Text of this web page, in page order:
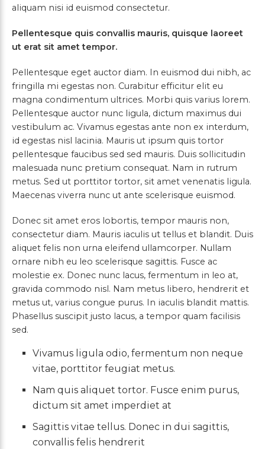
aliquam nisi id euismod consectetur.
Pellentesque quis convallis mauris, quisque laoreet
ut erat sit amet tempor.
Pellentesque eget auctor diam. In euismod dui nibh, ac
fringilla mi egestas non. Curabitur efficitur elit eu
magna condimentum ultrices. Morbi quis varius lorem.
Pellentesque auctor nunc ligula, dictum maximus dui
vestibulum ac. Vivamus egestas ante non ex interdum,
id egestas nisl lacinia. Mauris ut ipsum quis tortor
pellentesque faucibus sed sed mauris. Duis sollicitudin
malesuada nunc pretium consequat. Nam in rutrum
metus. Sed ut porttitor tortor, sit amet venenatis ligula.
Maecenas viverra nunc ut ante scelerisque euismod.
Donec sit amet eros lobortis, tempor mauris non,
consectetur diam. Mauris iaculis ut tellus et blandit. Duis
aliquet felis non urna eleifend ullamcorper. Nullam
ornare nibh eu leo scelerisque sagittis. Fusce ac
molestie ex. Donec nunc lacus, fermentum in leo at,
gravida commodo nisl. Nam metus libero, hendrerit et
metus ut, varius congue purus. In iaculis blandit mattis.
Phasellus suscipit justo lacus, a tempor quam facilisis
sed.
Vivamus ligula odio, fermentum non neque
vitae, porttitor feugiat metus.
Nam quis aliquet tortor. Fusce enim purus,
dictum sit amet imperdiet at
Sagittis vitae tellus. Donec in dui sagittis,
convallis felis hendrerit